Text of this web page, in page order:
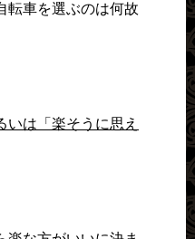
転車を選ぶのは何故
いは「楽そうに思え